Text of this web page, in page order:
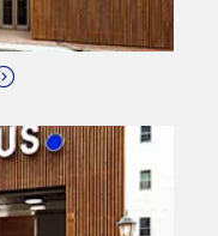
の方も対応してく
しようかと思って